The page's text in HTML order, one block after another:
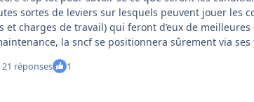
et charges de travail) qui feront d’eux de
la sncf se positionnera sûrement via
être un bon moyen de faire le ménage et de
au sein de l’atelier, essentiellement
21 réponses 1